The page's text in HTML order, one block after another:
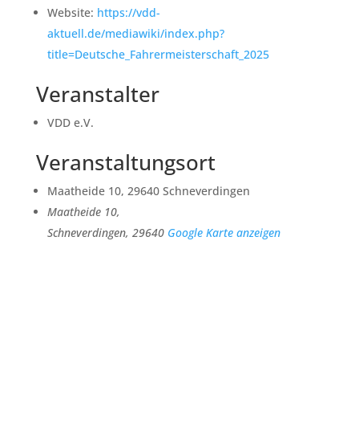
Website: https://vdd-
aktuell.de/mediawiki/index.php?
title=Deutsche_Fahrermeisterschaft_2025
Veranstalter
VDD e.V.
Veranstaltungsort
Maatheide 10, 29640 Schneverdingen
Maatheide 10,
Schneverdingen, 29640 Google Karte anzeigen